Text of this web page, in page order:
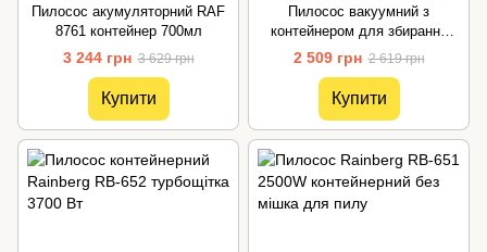
Пилосос акумуляторний RAF
8761 контейнер 700мл
3 244 грн 3 629 грн
Купити
Пилосос вакуумний з
контейнером для збирання
пилу на 3 л BITEK BT-8663G
Потужний пилосос циклонного
2 509 грн 2 619 грн
Купити